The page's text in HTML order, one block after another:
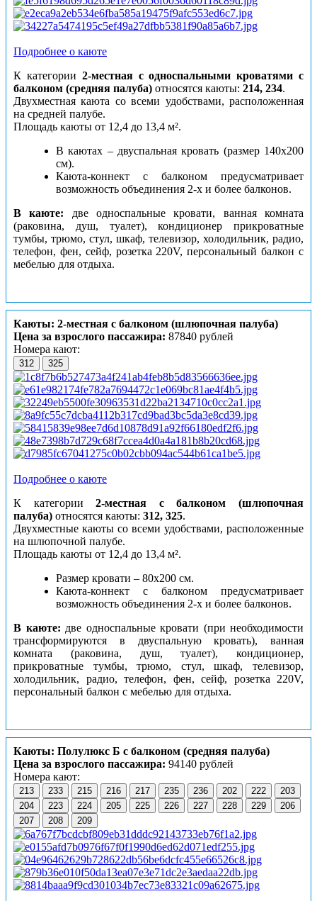
Подробнее о каюте
К категории 2-местная с односпальными кроватями с
балконом (средняя палуба) относятся каюты: 214, 234.
Двухместная каюта со всеми удобствами, расположенная
на средней палубе.
Площадь каюты от 12,4 до 13,4 м².
В каютах – двуспальная кровать (размер 140х200
см).
Каюта-коннект с балконом предусматривает
возможность объединения 2-х и более балконов.
В каюте: две односпальные кровати, ванная комната
(раковина, душ, туалет), кондиционер прикроватные
тумбы, трюмо, стул, шкаф, телевизор, холодильник, радио,
телефон, фен, сейф, розетка 220V, персональный балкон с
мебелью для отдыха.
Каюты: 2-местная с балконом (шлюпочная палуба)
Цена за взрослого пассажира: 87840 рублей
Номера кают:
312 325
Подробнее о каюте
К категории 2-местная с балконом (шлюпочная
палуба) относятся каюты: 312, 325.
Двухместные каюты со всеми удобствами, расположенные
на шлюпочной палубе.
Площадь каюты от 12,4 до 13,4 м².
Размер кровати – 80х200 см.
Каюта-коннект с балконом предусматривает
возможность объединения 2-х и более балконов.
В каюте: две односпальные кровати (при необходимости
трансформируются в двуспальную кровать), ванная
комната (раковина, душ, туалет), кондиционер,
прикроватные тумбы, трюмо, стул, шкаф, телевизор,
холодильник, радио, телефон, фен, сейф, розетка 220V,
персональный балкон с мебелью для отдыха.
Каюты: Полулюкс Б с балконом (средняя палуба)
Цена за взрослого пассажира: 94140 рублей
Номера кают:
213 233 215 216 217 235 236 202 222
203
204
223 224 205 225 226 227 228 229
206
207
208 209